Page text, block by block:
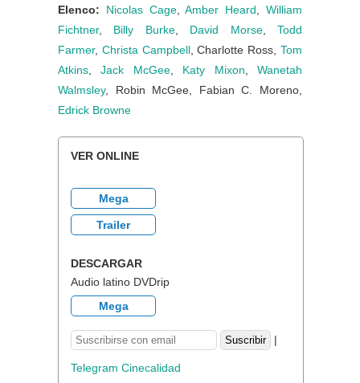
Elenco: Nicolas Cage,Amber Heard ,William
Fichtner, Billy Burke, David Morse,Todd
Farmer, Christa Campbell, Charlotte Ross,Tom
Atkins ,Jack McGee, Katy Mixon ,Wanetah
Walmsley, Robin McGee, Fabian C. Moreno,
Edrick Browne
VER ONLINE
Mega
Trailer
DESCARGAR
Audio latino DVDrip
Mega
|
Telegram Cinecalidad